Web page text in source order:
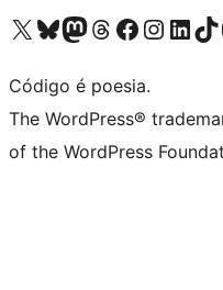
Visite a nossa conta X (antigo Twitter)
Visit our Bluesky account
Visit our Mastodon account
Visit our Threads account
Visite a nossa página do
Visite a nossa conta
Visite a nossa
Visit
Código é poesia.
The WordPress®
of the WordPress